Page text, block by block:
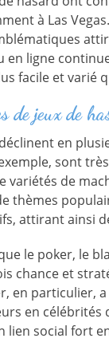
à Las
en ligne
facile et varié
de jeux de
en
sont
variétés de
thèmes
attirant ainsi
le poker, le
chance et
en particulier,
en célébrités
lien social fort